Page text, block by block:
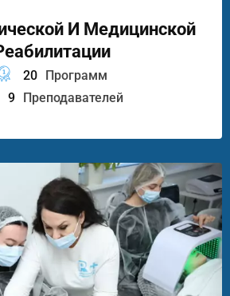
И Медицинской
20
Программ
9
Преподавателей